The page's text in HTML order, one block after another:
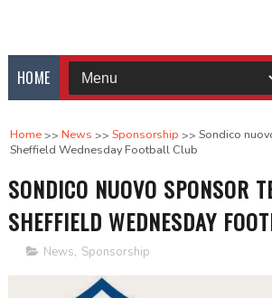
HOME
Home News Sponsorship
Sondico
Sheffield Wednesday Football Club
SONDICO NUOVO SPONSOR
SHEFFIELD WEDNESDAY
News, Sponsorship